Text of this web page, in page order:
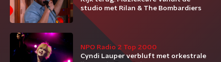
studio met Rilan & The Bombardiers
NPO Radio 2 Top 2000
Cyndi Lauper verbluft met orkestrale